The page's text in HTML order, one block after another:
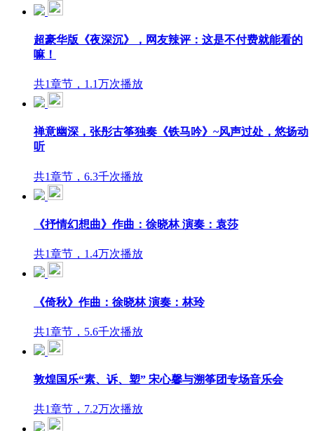
超豪华版《夜深沉》，网友辣评：这是不付费就能看的
嘛！
共1章节，1.1万次播放
禅意幽深，张彤古筝独奏《铁马吟》~风声过处，悠扬动
听
共1章节，6.3千次播放
《抒情幻想曲》作曲：徐晓林 演奏：袁莎
共1章节，1.4万次播放
《倚秋》作曲：徐晓林 演奏：林玲
共1章节，5.6千次播放
敦煌国乐“素、诉、塑” 宋心馨与溯筝团专场音乐会
共1章节，7.2万次播放